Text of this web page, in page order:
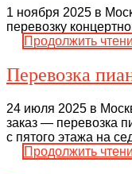
1 ноября 2025 в
перевозку
Продолжить
Перевозка
24 июля 2025 в
заказ — перевозка
с пятого этажа на
Продолжить